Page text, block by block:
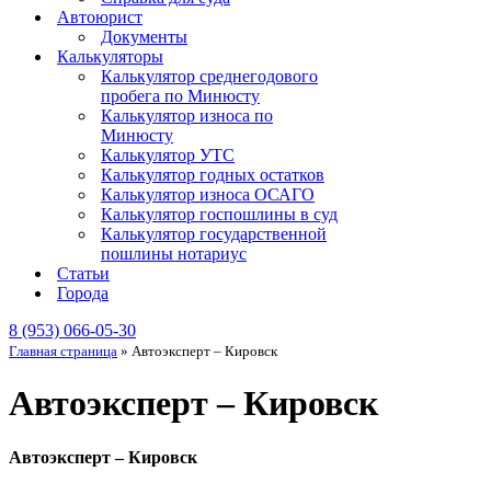
Автоюрист
Документы
Калькуляторы
Калькулятор среднегодового
пробега по Минюсту
Калькулятор износа по
Минюсту
Калькулятор УТС
Калькулятор годных остатков
Калькулятор износа ОСАГО
Калькулятор госпошлины в суд
Калькулятор государственной
пошлины нотариус
Статьи
Города
8 (953) 066-05-30
Главная страница » Автоэксперт – Кировск
Автоэксперт – Кировск
Автоэксперт – Кировск